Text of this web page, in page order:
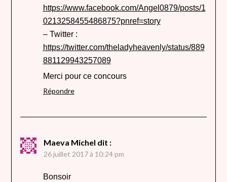
https://www.facebook.com/Angel0879/posts/1
0213258455486875?pnref=story
– Twitter :
https://twitter.com/theladyheavenly/status/889
881129943257089
Merci pour ce concours
Répondre
Maeva Michel dit :
26 juillet 2017 à 10:24 pm
Bonsoir